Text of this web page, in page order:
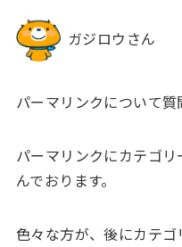
ガジロウさん
パーマリンクについて質
パーマリンクにカテゴ
んでおります。
色々な方が、後にカテ